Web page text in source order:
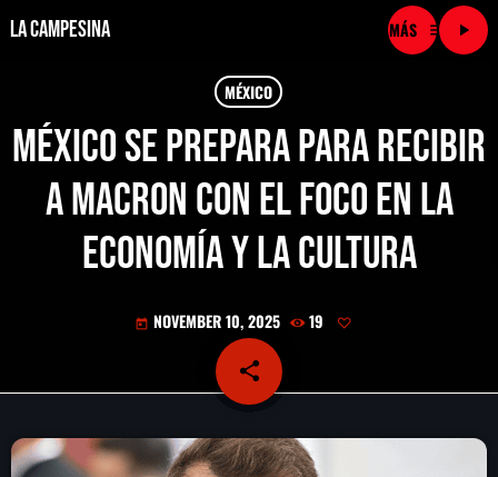
La Campesina menu
play_arrow
play_arrow LA CAMPESINA CADENA
play_arrow LA CAMPESINA 101.9 FM
LA CAMPESINA 96.7 FM
LA CAMPESINA 106.3 FM
play_arrow LA CAMPESINA 92.5 FM
play_arrow LA CAMPESINA 107.9 FM
MÉXICO
México se prepara para recibir
a Macron con el foco en la
economía y la cultura
today NOVEMBER 10, 2025 19
share
email